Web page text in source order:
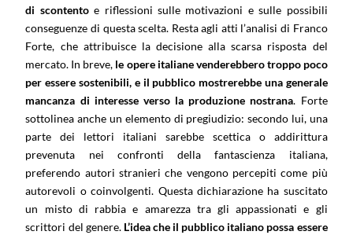
di scontentoe riflessioni sulle motivazioni e sulle possibili
conseguenze di questa scelta. Resta agli atti l’analisi di Franco
Forte, che attribuisce la decisione alla scarsa risposta del
mercato. In breve, le opere italiane venderebbero troppo poco
per essere sostenibili, e il pubblico mostrerebbe una generale
mancanza di interesse verso la produzione nostrana. Forte
sottolinea anche un elemento di pregiudizio: secondo lui, una
parte dei lettori italiani sarebbe scettica o addirittura
prevenuta nei confronti della fantascienza italiana,
preferendo autori stranieri che vengono percepiti come più
autorevoli o coinvolgenti. Questa dichiarazione ha suscitato
un misto di rabbia e amarezza tra gli appassionati e gli
scrittori del genere. L’idea che il pubblico italiano possa essere